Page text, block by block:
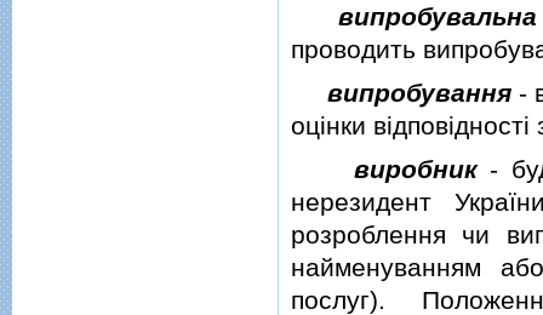
проводить
випробування -
оцiнки вiдповiдностi
виробник-
нерезидент
розроблення чи
найменуванням
послуг).